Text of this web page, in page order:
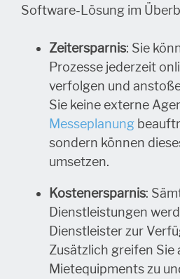
Software-Lösung im
Zeitersparnis: Sie
Prozesse jederzeit
verfolgen und
Sie keine externe
Messeplanung
sondern können
umsetzen.
Kostenersparnis:
Dienstleistungen
Dienstleister zur
Zusätzlich greifen Sie
Mietequipments zu